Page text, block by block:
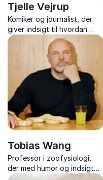
Tjelle Vejrup
Komiker og journalist, der
giver indsigt til hvordan
humor kan gøre jeres
arbejdsplads sjovere,
sundere og langt mere
effektiv.
Tobias Wang
Professor i zoofysiologi,
der med humor og indsigt
formidler, hvordan